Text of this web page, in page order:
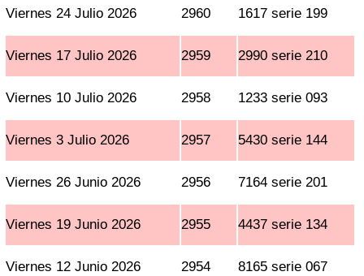
Viernes 24 Julio 2026 2960 1617 serie 199
Viernes 17 Julio 2026 2959 2990 serie 210
Viernes 10 Julio 2026 2958 1233 serie 093
Viernes 3 Julio 2026 2957 5430 serie 144
Viernes 26 Junio 2026 2956 7164 serie 201
Viernes 19 Junio 2026 2955 4437 serie 134
Viernes 12 Junio 2026 2954 8165 serie 067